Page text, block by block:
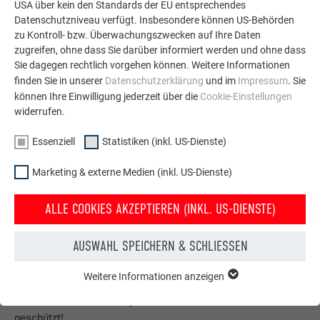
Kostenlos PREFA Prospekte bestellen
Hochwasserschutz – mit PREFA Produkten aus Aluminium
USA über kein den Standards der EU entsprechendes
Datenschutzniveau verfügt. Insbesondere können US-Behörden
zu Kontroll- bzw. Überwachungszwecken auf Ihre Daten
zugreifen, ohne dass Sie darüber informiert werden und ohne dass
Sie dagegen rechtlich vorgehen können. Weitere Informationen
finden Sie in unserer Datenschutzerklärung und im Impressum. Sie
können Ihre Einwilligung jederzeit über die Cookie-Einstellungen
widerrufen.
Essenziell Statistiken (inkl. US-Dienste)
Marketing & externe Medien (inkl. US-Dienste)
ALLE COOKIES AKZEPTIEREN (INKL. US-DIENSTE)
AUSWAHL SPEICHERN & SCHLIESSEN
Funktionen der Website benötigt. Dadurch ist gewährleistet,
Weitere Informationen anzeigen